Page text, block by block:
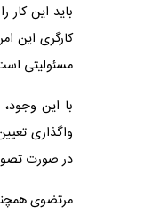
باید این کار
کارگری این
مسئولیتی
با این
واگذاری
در صورت
مرتضوی